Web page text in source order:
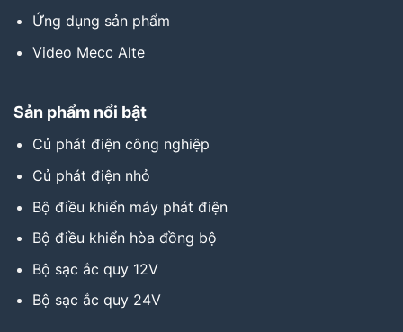
Ứng dụng sản phẩm
Video Mecc Alte
Sản phẩm nổi bật
Củ phát điện công nghiệp
Củ phát điện nhỏ
Bộ điều khiển máy phát điện
Bộ điều khiển hòa đồng bộ
Bộ sạc ắc quy 12V
Bộ sạc ắc quy 24V